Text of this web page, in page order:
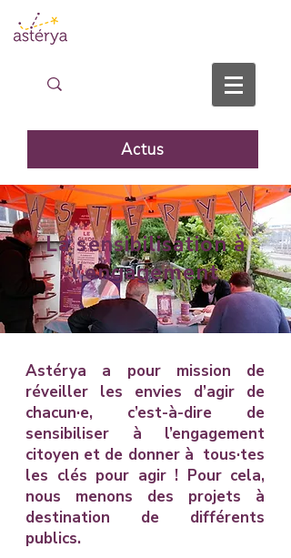
Actus
La sensibilisation à
l'engagement
Astérya a pour mission de
réveiller les envies d’agir de
chacun·e, c’est-à-dire de
sensibiliser à l’engagement
citoyen et de donner à tous·tes
les clés pour agir ! Pour cela,
nous menons des projets à
destination de différents
publics.